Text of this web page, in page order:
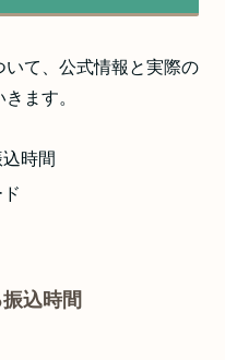
て、公式情報と実際の
ます。
時間
込時間